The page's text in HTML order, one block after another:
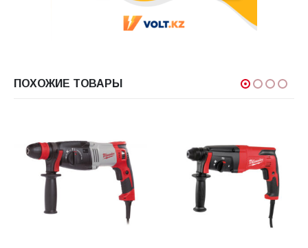
ПОХОЖИЕ ТОВАРЫ